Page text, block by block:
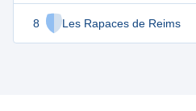
8 Les Rapaces de Reims
3 9